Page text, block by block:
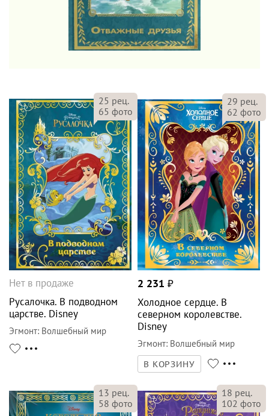
25 рец.
65 фото
Нет в продаже
Русалочка. В подводном
царстве. Disney
Эгмонт: Волшебный мир
29 рец.
62 фото
2 231 ₽
Холодное сердце. В
северном королевстве.
Disney
Эгмонт: Волшебный мир
В КОРЗИНУ
13 рец.
58 фото
18 рец.
102 фото